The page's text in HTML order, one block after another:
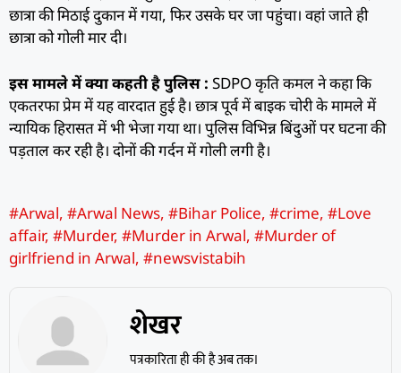
छात्रा की मिठाई दुकान में गया, फिर उसके घर जा पहुंचा। वहां जाते ही
छात्रा को गोली मार दी।
इस मामले में क्या कहती है पुलिस : SDPO कृति कमल ने कहा कि
एकतरफा प्रेम में यह वारदात हुई है। छात्र पूर्व में बाइक चोरी के मामले में
न्यायिक हिरासत में भी भेजा गया था। पुलिस विभिन्न बिंदुओं पर घटना की
पड़ताल कर रही है। दोनों की गर्दन में गोली लगी है।
#Arwal, #Arwal News, #Bihar Police, #crime, #Love
affair, #Murder, #Murder in Arwal, #Murder of
girlfriend in Arwal, #newsvistabih
शेखर
पत्रकारिता ही की है अब तक।